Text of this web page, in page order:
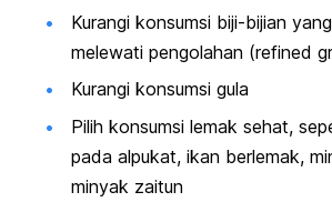
Kurangi konsumsi biji-bijian
melewati pengolahan (refined
Kurangi konsumsi gula
Pilih konsumsi lemak sehat,
pada alpukat, ikan berlemak,
minyak zaitun